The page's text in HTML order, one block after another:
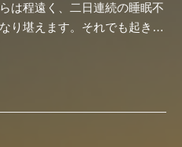
は程遠く、二日連続の睡眠不
り堪えます。それでも起き…